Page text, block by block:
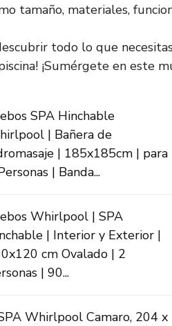
tamaño, materiales,
todo lo que
¡Sumérgete en este
SPA Hinchable
| Bañera de
| 185x185cm | para
| Banda...
Whirlpool | SPA
| Interior y Exterior |
cm Ovalado | 2
| 90...
Whirlpool Camaro, 204 x